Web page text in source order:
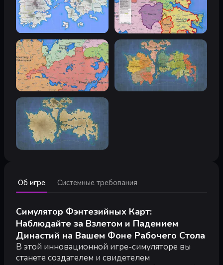
Об игре Системные требования
Симулятор Фэнтезийных Карт:
Наблюдайте за Взлетом и Падением
Династий на Вашем Фоне Рабочего Стола
В этой инновационной игре-симуляторе вы
станете создателем и свидетелем
Минимальные:
Минимальные:
ОС:
window10 64bit
Процессор: Intel: Intel Core i5-4460 AMD: AMD Ryzen 3 1200
Оперативная память:4 GB ОЗУ
Видеокарта:NVIDIA GeForce GTX 660 AMD Radeon R9 270
DirectX:версии 11
Место на диске:500 MB